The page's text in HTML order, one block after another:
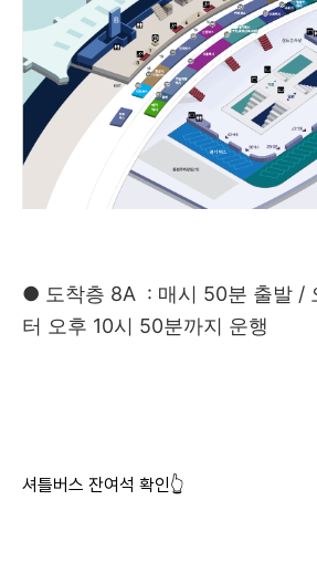
● 도착층 8A : 매시 50분 출발 /
터 오후 10시 50분까지 운행
셔틀버스 잔여석 확인👆